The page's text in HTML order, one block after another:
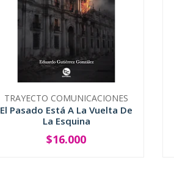
TRAYECTO COMUNICACIONES
El Pasado Está A La Vuelta De
La Esquina
+
$16.000